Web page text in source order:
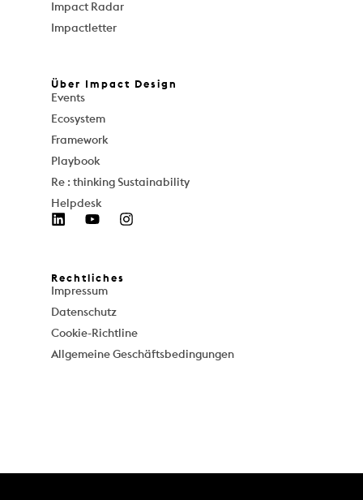
Impact Radar
Impactletter
Über Impact Design
Events
Ecosystem
Framework
Playbook
Re : thinking Sustainability
Helpdesk
Rechtliches
Impressum
Datenschutz
Cookie-Richtline
Allgemeine Geschäftsbedingungen